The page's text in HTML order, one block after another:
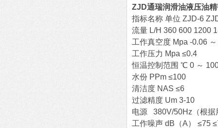
ZJD通瑞润滑油液压油
指标名称 单位 ZJD-6
流量 L/H 360 600 1200
工作真空度 Mpa -0.06
工作压力 Mpa ≤0.4
恒温控制范围 ℃ 0 ～
水份 PPm ≤100
清洁度 NAS ≤6
过滤精度 Um 3-10
电源 380V/50Hz（根据
工作噪声 dB（A） ≤75